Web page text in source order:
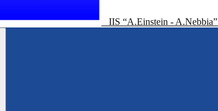
IIS “A.Einstein - A.Nebbia”